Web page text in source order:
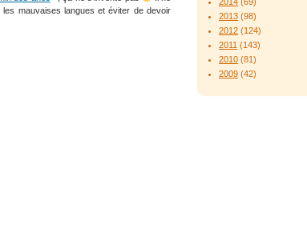
les mauvaises langues et éviter de devoir
2013 (98)
2012 (124)
2011 (143)
2010 (81)
2009 (42)